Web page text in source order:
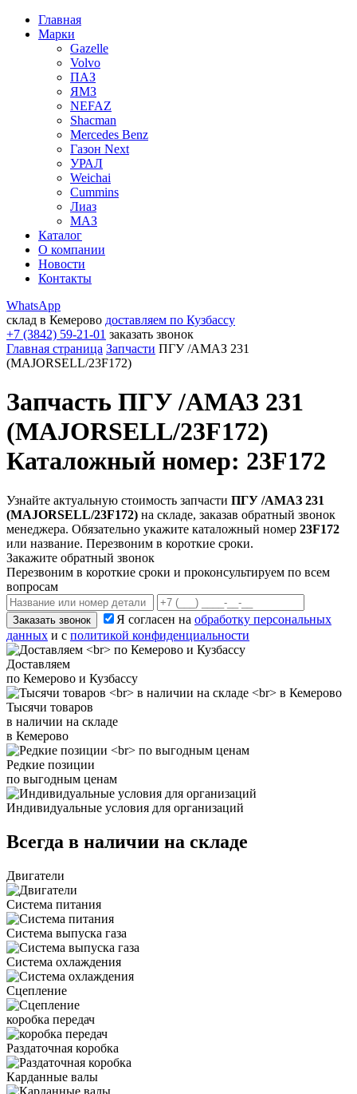
Главная
Марки
Gazelle
Volvo
ПАЗ
ЯМЗ
NEFAZ
Shacman
Mercedes Benz
Газон Next
УРАЛ
Weichai
Cummins
Лиаз
МАЗ
Каталог
О компании
Новости
Контакты
WhatsApp
склад в Кемерово доставляем по Кузбассу
+7 (3842) 59-21-01 заказать звонок
Главная страница Запчасти ПГУ /АМАЗ 231
(MAJORSELL/23F172)
Запчасть ПГУ /АМАЗ 231
(MAJORSELL/23F172)
Каталожный номер: 23F172
Узнайте актуальную стоимость запчасти ПГУ /АМАЗ 231
(MAJORSELL/23F172) на складе, заказав обратный звонок
менеджера. Обязательно укажите каталожный номер 23F172
или название. Перезвоним в короткие сроки.
Закажите обратный звонок
Перезвоним в короткие сроки и проконсультируем по всем
вопросам
Заказать звонок Я согласен на обработку персональных
данных и с политикой конфиденциальности
Доставляем
по Кемерово и Кузбассу
Тысячи товаров
в наличии на складе
в Кемерово
Редкие позиции
по выгодным ценам
Индивидуальные условия для организаций
Всегда в наличии на складе
Двигатели
Система питания
Система выпуска газа
Система охлаждения
Сцепление
коробка передач
Раздаточная коробка
Карданные валы